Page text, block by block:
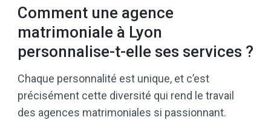
Comment une agence
matrimoniale à Lyon
personnalise-t-elle ses services ?
Chaque personnalité est unique, et c’est
précisément cette diversité qui rend le travail
des agences matrimoniales si passionnant.